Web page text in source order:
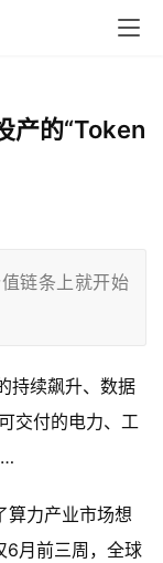
产的“Token
链条上就开始
持续飙升、数据
交付的电力、工
算力产业市场想
6月前三周，全球